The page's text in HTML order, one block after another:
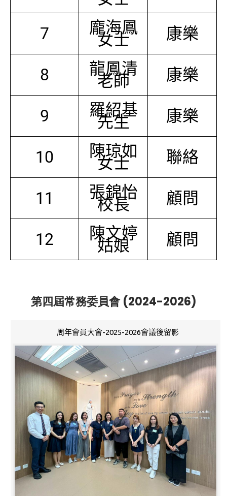
7 龐海鳳
女士 康樂
8 龍鳳清
老師 康樂
9 羅紹基
先生 康樂
10 陳琼如
女士 聯絡
11 張錦怡
校長 顧問
12 陳文婷
姑娘 顧問
第四屆常務委員會 (2024-2026)
周年會員大會-2025-2026會議後留影